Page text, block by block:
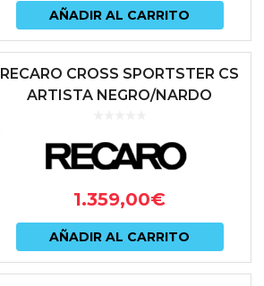
AÑADIR AL CARRITO
RECARO CROSS SPORTSTER CS
ARTISTA NEGRO/NARDO
1.359,00€
AÑADIR AL CARRITO